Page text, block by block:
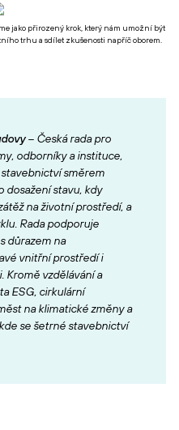
jako přirozený krok, který nám umožní být
trhu a sdílet zkušenosti napříč oborem.
– Česká rada pro
odborníky a instituce,
směrem
dosažení stavu, kdy
na životní prostředí, a
Rada podporuje
důrazem na
vnitřní prostředí i
Kromě vzdělávání a
ESG, cirkulární
na klimatické změny a
se šetrné stavebnictví